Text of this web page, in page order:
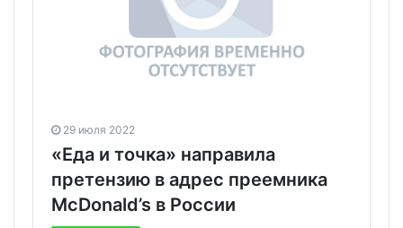
29 июля 2022
«Еда и точка» направила
претензию в адрес преемника
McDonald’s в России